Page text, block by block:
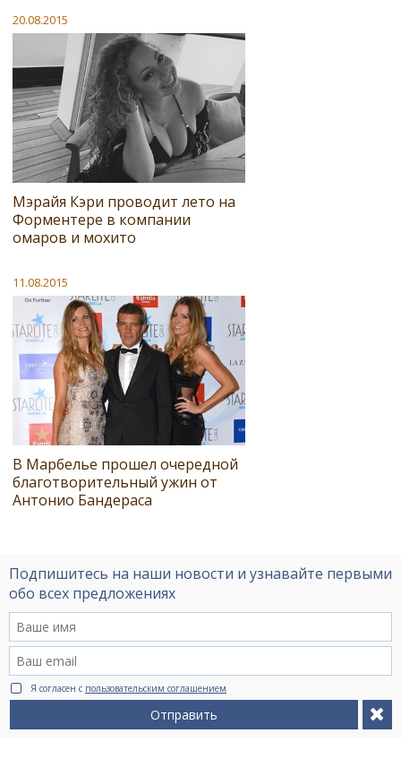
20.08.2015
Мэрайя Кэри проводит лето на
Форментере в компании
омаров и мохито
11.08.2015
В Марбелье прошел очередной
благотворительный ужин от
Антонио Бандераса
Подпишитесь на наши новости и узнавайте первыми
обо всех предложениях
Я согласен с пользовательским соглашением
Отправить